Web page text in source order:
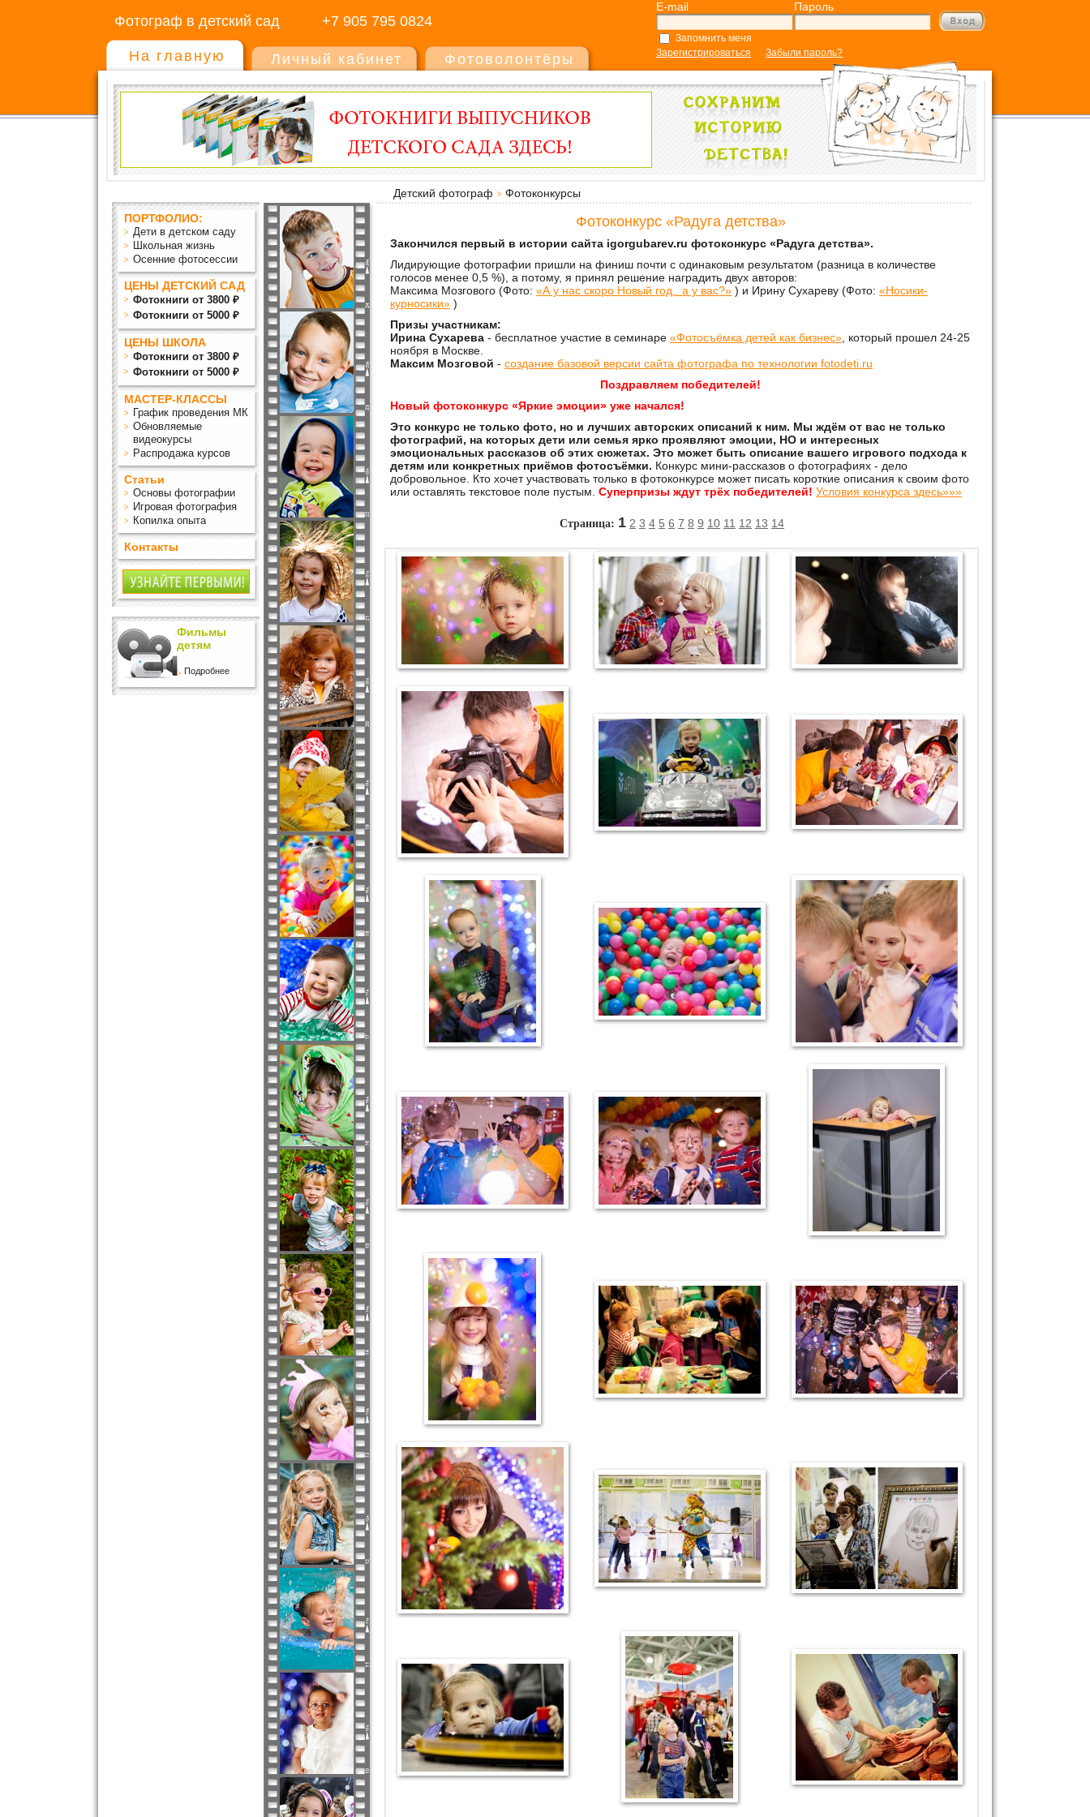
Фотограф в детский сад +7 905 795 0824
E-mail Пароль
Запомнить меня
Зарегистрироваться
Забыли пароль?
На главную Личный кабинет Фотоволонтёры
Детский фотограф
Фотоконкурсы
ПОРТФОЛИО:
Дети в детском саду
Школьная жизнь
Осенние фотосессии
ЦЕНЫ ДЕТСКИЙ САД
Фотокниги от 3800 ₽
Фотокниги от 5000 ₽
ЦЕНЫ ШКОЛА
Фотокниги от 3800 ₽
Фотокниги от 5000 ₽
МАСТЕР-КЛАССЫ
График проведения МК
Обновляемые
видеокурсы
Распродажа курсов
Статьи
Основы фотографии
Игровая фотография
Копилка опыта
Контакты
Фильмы
детям
Подробнее
Фотоконкурс «Радуга детства»
Закончился первый в истории сайта igorgubarev.ru фотоконкурс «Радуга детства».
Лидирующие фотографии пришли на финиш почти с одинаковым результатом (разница в количестве
голосов менее 0,5 %), а потому, я принял решение наградить двух авторов:
Максима Мозгового (Фото: «А у нас скоро Новый год.. а у вас?» ) и Ирину Сухареву (Фото: «Носики-
курносики» )
Призы участникам:
Ирина Сухарева - бесплатное участие в семинаре «Фотосъёмка детей как бизнес» , который прошел 24-25
ноября в Москве.
Максим Мозговой - создание базовой версии сайта фотографа по технологии fotodeti.ru
Поздравляем победителей!
Новый фотоконкурс «Яркие эмоции» уже начался!
Это конкурс не только фото, но и лучших авторских описаний к ним. Мы ждём от вас не только
фотографий, на которых дети или семья ярко проявляют эмоции, НО и интересных
эмоциональных рассказов об этих сюжетах. Это может быть описание вашего игрового подхода к
детям или конкретных приёмов фотосъёмки. Конкурс мини-рассказов о фотографиях - дело
добровольное. Кто хочет участвовать только в фотоконкурсе может писать короткие описания к своим фото
или оставлять текстовое поле пустым. Суперпризы ждут трёх победителей! Условия конкурса здесь»»»
Страница: 1 2 3 4 5 6 7 8 9 10 11 12 13 14